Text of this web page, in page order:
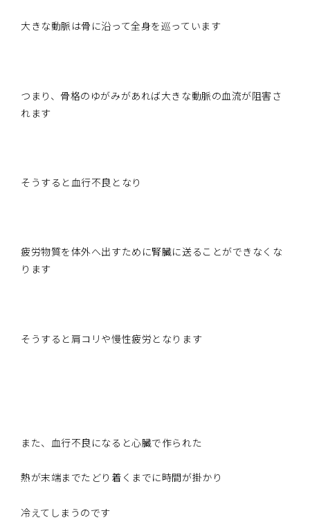
大きな動脈は骨に沿って全身を巡っています
つまり、骨格のゆがみがあれば大きな動脈の血流が阻害さ
れます
そうすると血行不良となり
疲労物質を体外へ出すために腎臓に送ることができなくな
ります
そうすると肩コリや慢性疲労となります
また、血行不良になると心臓で作られた
熱が末端までたどり着くまでに時間が掛かり
冷えてしまうのです